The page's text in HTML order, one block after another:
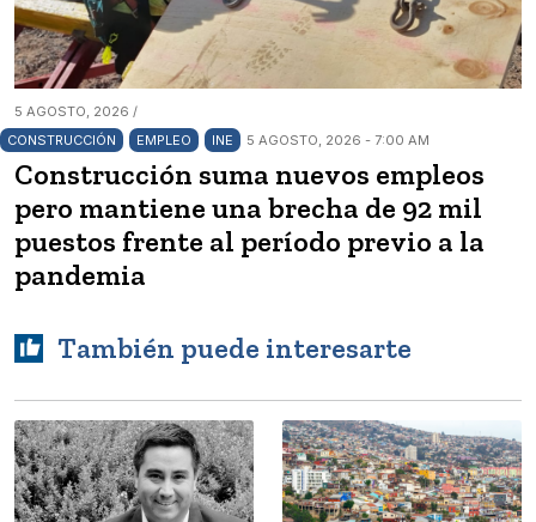
5 AGOSTO, 2026 /
CONSTRUCCIÓN
EMPLEO INE 5 AGOSTO, 2026 - 7:00 AM
Construcción suma nuevos empleos
pero mantiene una brecha de 92 mil
puestos frente al período previo a la
pandemia
También puede interesarte